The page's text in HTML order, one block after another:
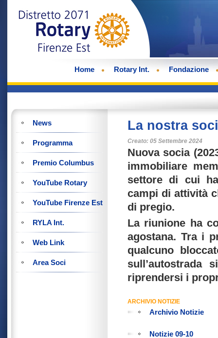
Home Rotary Int. Fondazione
News
Programma
Premio Columbus
YouTube Rotary
YouTube Firenze Est
RYLA Int.
Web Link
Area Soci
La nostra
Creato: 05 Settembre 2024
Nuova socia
immobiliare
settore di cui
campi di attività
di pregio.
La riunione ha
agostana. Tra i
qualcuno
riprendersi i
ARCHIVIO NOTIZIE
Archivio Notizie
Notizie 09-10